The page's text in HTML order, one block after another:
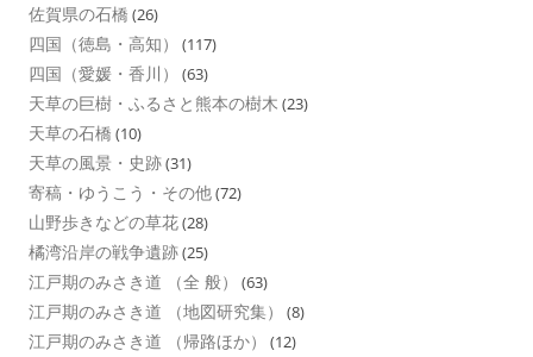
佐賀県の石橋 (26)
四国（徳島・高知） (117)
四国（愛媛・香川） (63)
天草の巨樹・ふるさと熊本の樹木 (23)
天草の石橋 (10)
天草の風景・史跡(31)
寄稿・ゆうこう・その他(72)
山野歩きなどの草花(28)
橘湾沿岸の戦争遺跡(25)
江戸期のみさき道 （全 般） (63)
江戸期のみさき道 （地図研究集） (8)
江戸期のみさき道 （帰路ほか） (12)